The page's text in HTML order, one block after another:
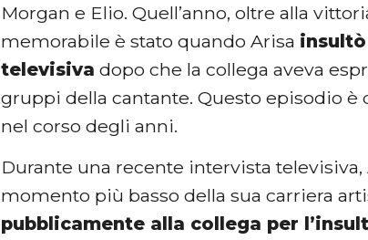
Morgan e Elio. Quell’anno, oltre alla
memorabile è stato quando Arisa
televisiva dopo che la collega aveva
gruppi della cantante. Questo episodio
nel corso degli anni.
Durante una recente intervista
momento più basso della sua carriera
pubblicamente alla collega per